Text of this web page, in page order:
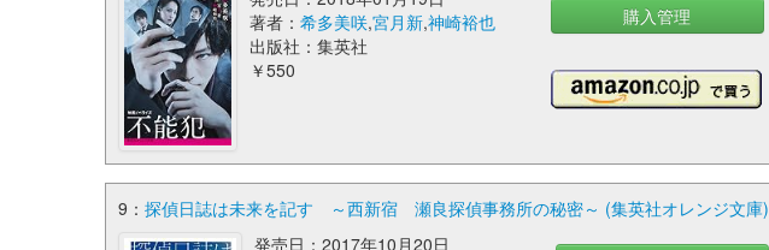
著者： 希多美咲,宮月新,神崎裕也
出版社：集英社
￥550
購入管理
9： 探偵日誌は未来を記す ～西新宿 瀬良探偵事務所の秘密～ (集英社オレンジ文庫)
発売日：2017年10月20日